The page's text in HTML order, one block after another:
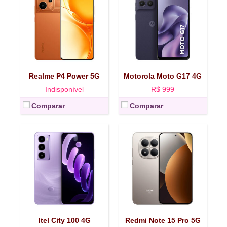
Realme P4 Power 5G
Indisponível
Comparar
Motorola Moto G17 4G
R$ 999
Comparar
Itel City 100 4G
Plataforma:Unisoc T7250
RAM/Armazenamento:
Dimensões e peso:
5.200 mAh
Câmera:13 MP
Redmi Note 15 Pro 5G
Plataforma:Dimensity 7400 Ultra
RAM/Armazenamento:
Dimensões e peso:
6.580 mAh
Câmera:200 MP + 8 MP
Tela:AMOLED 6,77", FHD+, 120 Hz
Plataforma:
Snapdragon 6 Gen 3
RAM/Armazenamento:
8/256 GB, 8/512 GB
Dimensões e peso:164 x 75,4 x 7,4 mm, 178 g
Bateria:5.520 mAh
Câmera:108 MP + 8 MP
Tela:AMOLED 6,77" FHD+, 120 Hz
Plataforma:
Helio G100 Ultra
RAM/Armazenamento:
Dimensões e peso:
Bateria:6.000 mAh
Câmera:108 MP